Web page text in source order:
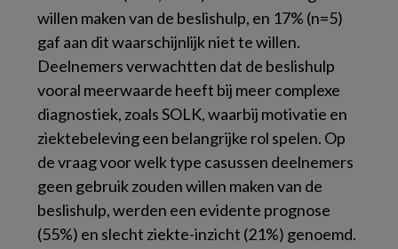
willen maken van de beslishulp, en 17% (n=5)
gaf aan dit waarschijnlijk niet te willen.
Deelnemers verwachtten dat de beslishulp
vooral meerwaarde heeft bij meer complexe
diagnostiek, zoals SOLK, waarbij motivatie en
ziektebeleving een belangrijke rol spelen. Op
de vraag voor welk type casussen deelnemers
geen gebruik zouden willen maken van de
beslishulp, werden een evidente prognose
(55%) en slecht ziekte-inzicht (21%) genoemd.